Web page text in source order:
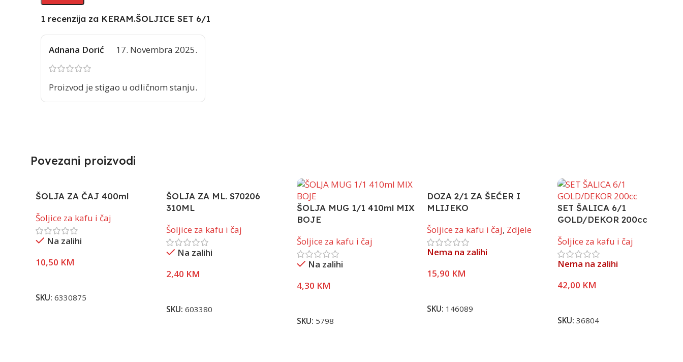
1 recenzija za KERAM.ŠOLJICE SET 6/1
Adnana Dorić 17. Novembra 2025.
Proizvod je stigao u odličnom stanju.
Povezani proizvodi
ŠOLJA ZA ČAJ 400ml
Šoljice za kafu i čaj
Na zalihi
10,50 KM
SKU: 6330875
ŠOLJA ZA ML. S70206
310ML
Šoljice za kafu i čaj
Na zalihi
2,40 KM
SKU: 603380
ŠOLJA MUG 1/1 410ml MIX
BOJE
Šoljice za kafu i čaj
Na zalihi
4,30 KM
SKU: 5798
DOZA 2/1 ZA ŠEĆER I
MLIJEKO
Šoljice za kafu i čaj, Zdjele
Nema na zalihi
15,90 KM
SKU: 146089
SET ŠALICA 6/1
GOLD/DEKOR 200cc
Šoljice za kafu i čaj
Nema na zalihi
42,00 KM
SKU:36804